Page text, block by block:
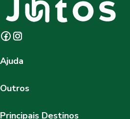
Ajuda
Outros
Principais Destinos